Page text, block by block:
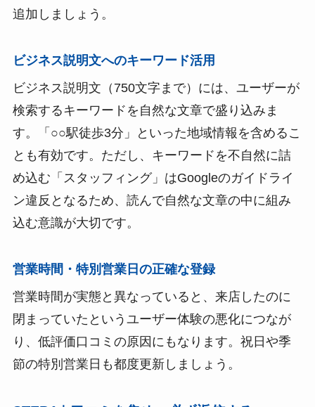
追加しましょう。
ビジネス説明文へのキーワード活用
ビジネス説明文（750文字まで）には、ユーザーが
検索するキーワードを自然な文章で盛り込みま
す。「○○駅徒歩3分」といった地域情報を含めるこ
とも有効です。ただし、キーワードを不自然に詰
め込む「スタッフィング」はGoogleのガイドライ
ン違反となるため、読んで自然な文章の中に組み
込む意識が大切です。
営業時間・特別営業日の正確な登録
営業時間が実態と異なっていると、来店したのに
閉まっていたというユーザー体験の悪化につなが
り、低評価口コミの原因にもなります。祝日や季
節の特別営業日も都度更新しましょう。